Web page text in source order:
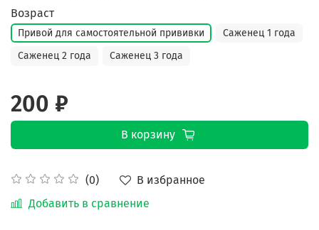
(0)
В избранное
Добавить в сравнение
Возраст
Привой для самостоятельной прививки
Саженец 1 года
Саженец 2 года
Саженец 3 года
200 ₽
В корзину